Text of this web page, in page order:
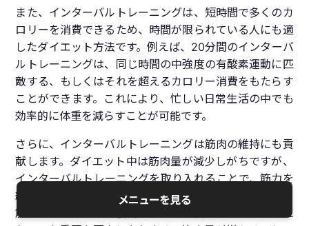
また、インターバルトレーニングは、短時間で多くのカ
ロリーを消費できるため、時間が限られている人にも適
したダイエット方法です。例えば、20分間のインターバ
ルトレーニングは、同じ時間の中強度の有酸素運動に匹
敵する、もしくはそれを超えるカロリー消費をもたらす
ことができます。これにより、忙しい日常生活の中でも
効率的に体重を減らすことが可能です。
さらに、インターバルトレーニングは筋肉の維持にも貢
献します。ダイエット中は筋肉量が減少しがちですが、
インターバルトレーニングを取り入れることで、筋力を
維持しながら体脂肪を減らすことができます。これは、
筋肉が代謝を高める役割を果たし、長期的な体重管理に
メニューを見る